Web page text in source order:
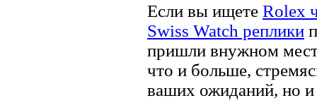
Если вы ищете Rolex
Swiss Watch реплики
пришли внужном
что и больше,
ваших ожиданий, но и